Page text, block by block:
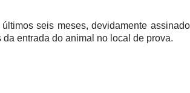
seis meses, devidamente
entrada do animal no local de prova.